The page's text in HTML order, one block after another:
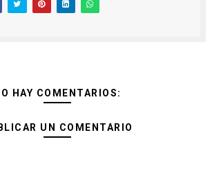
HAY COMENTARIOS:
UN COMENTARIO